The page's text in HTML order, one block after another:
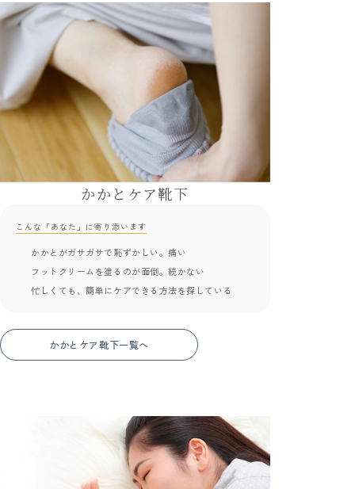
かかとケア靴下
こんな「あなた」に寄り添います
かかとがガサガサで恥ずかしい。痛い
フットクリームを塗るのが面倒。続かない
忙しくても、簡単にケアできる方法を探している
かかとケア靴下一覧へ